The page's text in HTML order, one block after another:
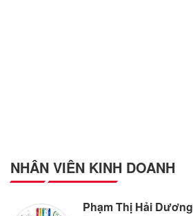
NHÂN VIÊN KINH DOANH
Phạm Thị Hải Dương